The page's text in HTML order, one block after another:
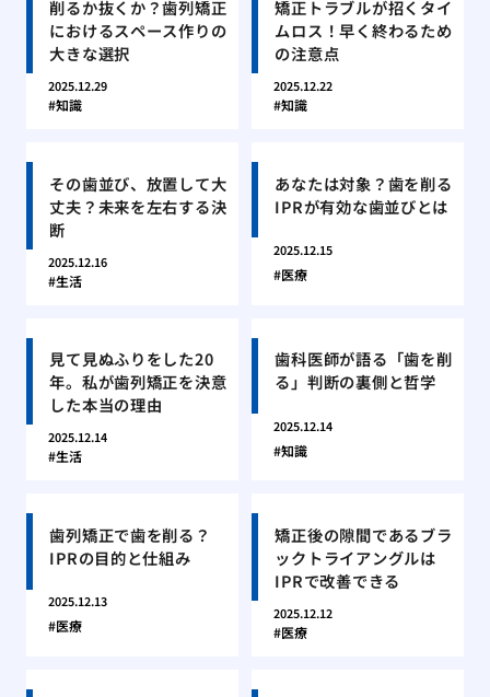
削るか抜くか？歯列矯正
におけるスペース作りの
大きな選択
2025.12.29
知識
矯正トラブルが招くタイ
ムロス！早く終わるため
の注意点
2025.12.22
知識
その歯並び、放置して大
丈夫？未来を左右する決
断
2025.12.16
生活
あなたは対象？歯を削る
IPRが有効な歯並びとは
2025.12.15
医療
見て見ぬふりをした20
年。私が歯列矯正を決意
した本当の理由
2025.12.14
生活
歯科医師が語る「歯を削
る」判断の裏側と哲学
2025.12.14
知識
歯列矯正で歯を削る？
IPRの目的と仕組み
2025.12.13
医療
矯正後の隙間であるブラ
ックトライアングルは
IPRで改善できる
2025.12.12
医療